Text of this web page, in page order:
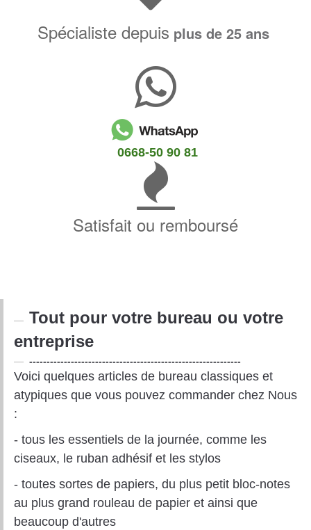
Spécialiste depuis plus de 25 ans
0668-50 90 81
Satisfait ou remboursé
Tout pour votre bureau ou votre
entreprise
-------------------------------------------------------------
Voici quelques articles de bureau classiques et
atypiques que vous pouvez commander chez Nous
:
- tous les essentiels de la journée, comme les
ciseaux, le ruban adhésif et les stylos
- toutes sortes de papiers, du plus petit bloc-notes
au plus grand rouleau de papier et ainsi que
beaucoup d'autres